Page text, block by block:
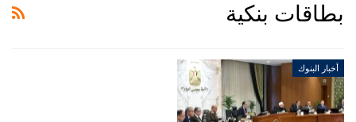
بطاقات بنكية
أخبار البنوك